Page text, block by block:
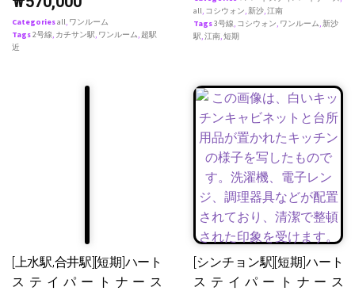
Categoriesall, ワンルーム
Tags2号線, カチサン駅, ワンルーム, 超駅
近
all, コシウォン,新沙,江南
Tags3号線, コシウォン, ワンルーム,新沙
駅,江南,短期
[上水駅,合井駅][短期]ハート
ステイパートナース
[シンチョン駅][短期]ハート
ステイパートナース